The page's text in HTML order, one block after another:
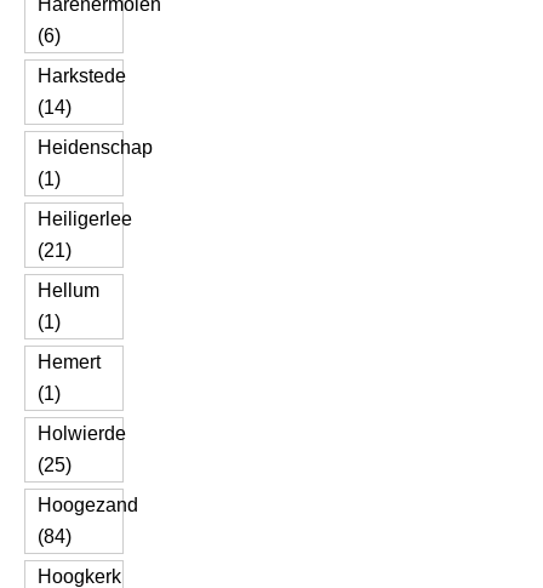
Harenermolen
(6)
Harkstede
(14)
Heidenschap
(1)
Heiligerlee
(21)
Hellum
(1)
Hemert
(1)
Holwierde
(25)
Hoogezand
(84)
Hoogkerk